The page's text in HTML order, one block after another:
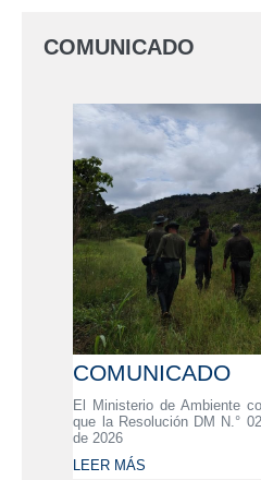
COMUNICADO
COMUNICADO
El Ministerio de Ambiente
que la Resolución DM N.°
de 2026
LEER MÁS